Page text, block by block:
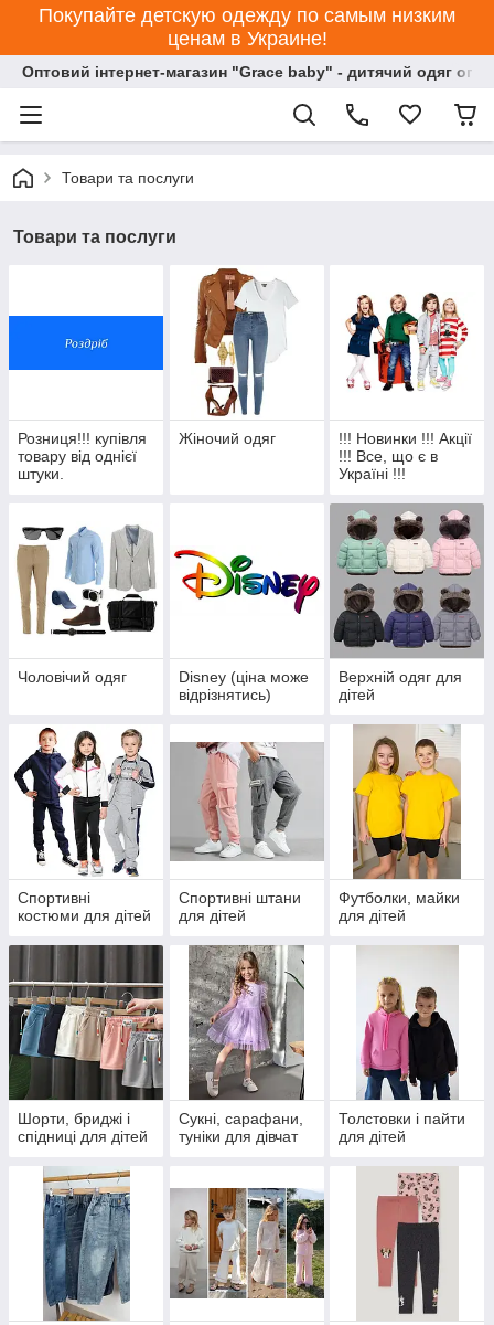
Покупайте детскую одежду по самым низким
ценам в Украине!
Оптовий інтернет-магазин "Grace baby" - дитячий одяг
Товари та послуги
Товари та послуги
Розниця!!! купівля
товару від однієї
штуки.
Жіночий одяг
!!! Новинки !!! Акції
!!! Все, що є в
Україні !!!
Чоловічий одяг
Disney (ціна може
відрізнятись)
Верхній одяг для
дітей
Спортивні
костюми для дітей
Спортивні штани
для дітей
Футболки, майки
для дітей
Шорти, бриджі і
спідниці для дітей
Сукні, сарафани,
туніки для дівчат
Толстовки і пайти
для дітей